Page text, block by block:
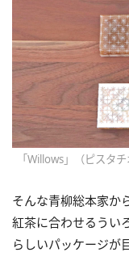
「Willows」（ピスタ
そんな青柳総本家か
紅茶に合わせるうい
らしいパッケージが